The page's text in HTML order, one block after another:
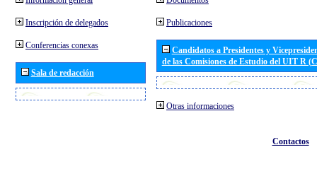
Inscripción de delegados
Conferencias conexas
Sala de redacción
Publicaciones
Candidatos a Presidentes y
de las Comisiones de Estudio del UIT R
Otras informaciones
Contactos